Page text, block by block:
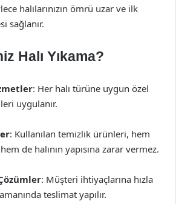
halılarınızın ömrü uzar ve ilk
sağlanır.
Halı Yıkama?
: Her halı türüne uygun özel
uygulanır.
: Kullanılan temizlik ürünleri, hem
de halının yapısına zarar vermez.
: Müşteri ihtiyaçlarına hızla
teslimat yapılır.